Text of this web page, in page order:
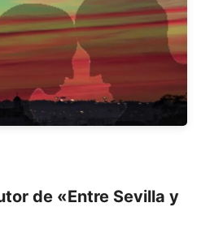
de «Entre Sevilla y